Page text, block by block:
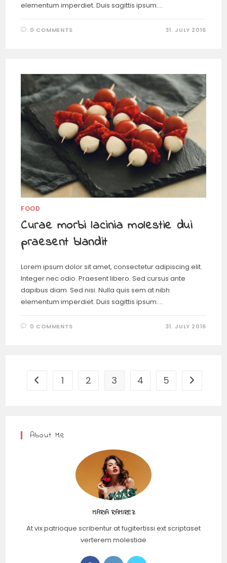
elementum imperdiet. Duis sagittis ipsum.…
0 COMMENTS 31. JULY 2016
FOOD
Curae morbi lacinia molestie dui
praesent blandit
Lorem ipsum dolor sit amet, consectetur adipiscing elit.
Integer nec odio. Praesent libero. Sed cursus ante
dapibus diam. Sed nisi. Nulla quis sem at nibh
elementum imperdiet. Duis sagittis ipsum.…
0 COMMENTS 31. JULY 2016
1 2 3 4 5
About Me
MARIA RAMIREZ
At vix patrioque scribentur at fugitertissi ext scriptaset
verterem molestiae